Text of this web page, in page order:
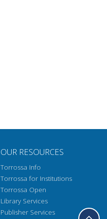
OUR RESOURCES
Torrossa Info
Torrossa for Institutions
Torrossa Open
Library Services
Publisher Services